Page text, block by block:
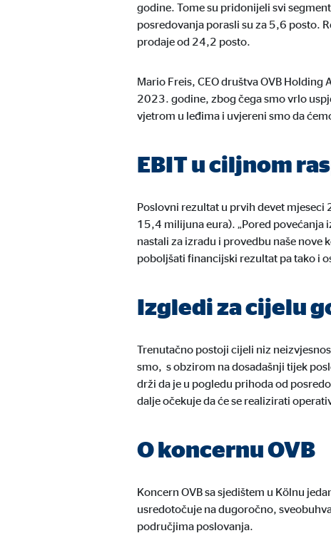
godine. Tome su pridonijeli svi
posredovanja porasli su za 5,6 posto.
prodaje od 24,2 posto.
Mario Freis, CEO društva OVB
2023. godine, zbog čega smo vrlo
vjetrom u leđima i uvjereni smo da
EBIT u ciljnom
Poslovni rezultat u prvih devet
15,4 milijuna eura). „Pored povećanja
nastali za izradu i provedbu naše nove
poboljšati financijski rezultat pa tako i
Izgledi za cijelu
Trenutačno postoji cijeli niz
smo, s obzirom na dosadašnji tijek
drži da je u pogledu prihoda od
dalje očekuje da će se realizirati
O koncernu OVB
Koncern OVB sa sjedištem u Kölnu
usredotočuje na dugoročno,
područjima poslovanja.
Statistički kolačići
Google Analytics
Ponuđač:
Trajanje kolačića: do 14
Marketinški kolačići
mrežnim stranicama.
Google Tag Manager
Ponuđač:
Trajanje kolačića: 10
Adform | Primatelj: OVB, Adform A/S